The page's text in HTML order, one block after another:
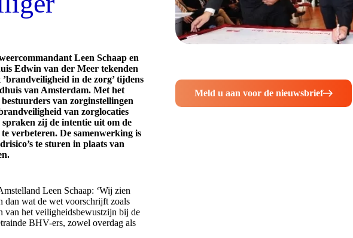
Leen Schaap en
Edwin van der Meer tekenden
in de zorg’ tijdens
van Amsterdam. Met het
van zorginstellingen
van zorglocaties
zij de intentie uit om de
verbeteren. De samenwerking is
te sturen in plaats van
Leen Schaap: ‘Wij zien
dan wat de wet voorschrijft zoals
van het veiligheidsbewustzijn bij de
BHV-ers, zowel overdag als
Meld u aan voor de nieuwsbrief